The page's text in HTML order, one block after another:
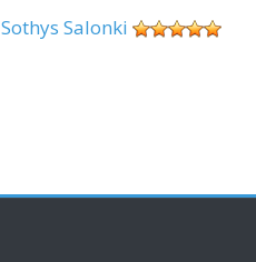
Sothys Salonki